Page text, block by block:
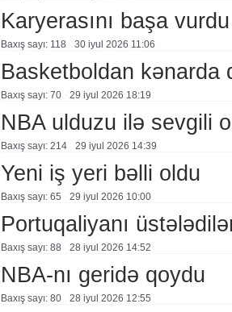
Karyerasını başa vurdu
Baxış sayı: 118 30 i̇yul 2026 11:06
Basketboldan kənarda
Baxış sayı: 70 29 i̇yul 2026 18:19
NBA ulduzu ilə sevgili
Baxış sayı: 214 29 i̇yul 2026 14:39
Yeni iş yeri bəlli oldu
Baxış sayı: 65 29 i̇yul 2026 10:00
Portuqaliyanı
Baxış sayı: 88 28 i̇yul 2026 14:52
NBA-nı geridə qoydu
Baxış sayı: 80 28 i̇yul 2026 12:55